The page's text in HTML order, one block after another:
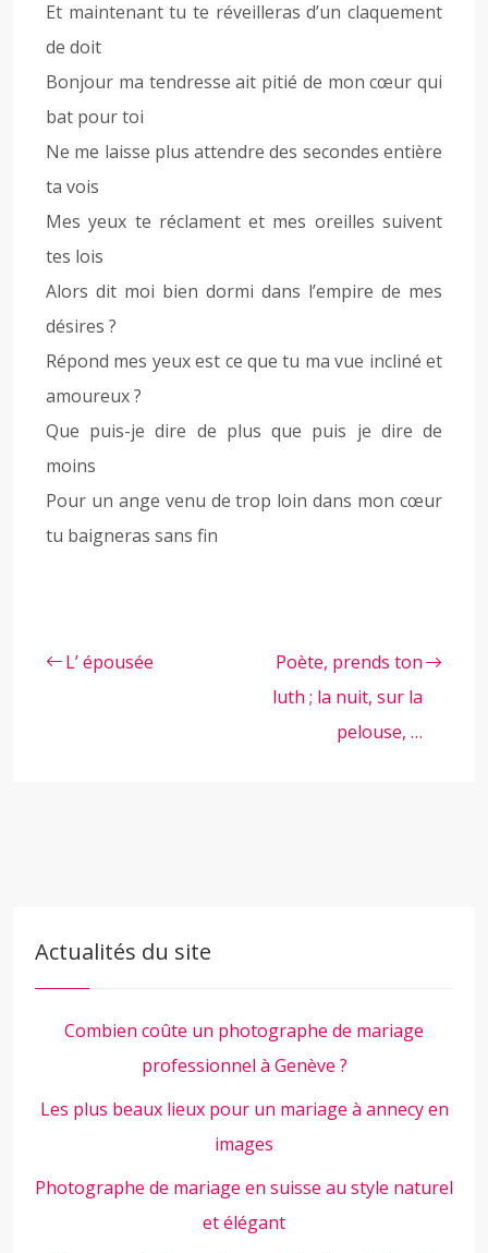
Et maintenant tu te réveilleras d’un claquement
de doit
Bonjour ma tendresse ait pitié de mon cœur qui
bat pour toi
Ne me laisse plus attendre des secondes entière
ta vois
Mes yeux te réclament et mes oreilles suivent
tes lois
Alors dit moi bien dormi dans l’empire de mes
désires ?
Répond mes yeux est ce que tu ma vue incliné et
amoureux ?
Que puis-je dire de plus que puis je dire de
moins
Pour un ange venu de trop loin dans mon cœur
tu baigneras sans fin
L’ épousée
Poète, prends ton
luth ; la nuit, sur la
pelouse, …
Actualités du site
Combien coûte un photographe de mariage
professionnel à Genève ?
Les plus beaux lieux pour un mariage à annecy en
images
Photographe de mariage en suisse au style naturel
et élégant